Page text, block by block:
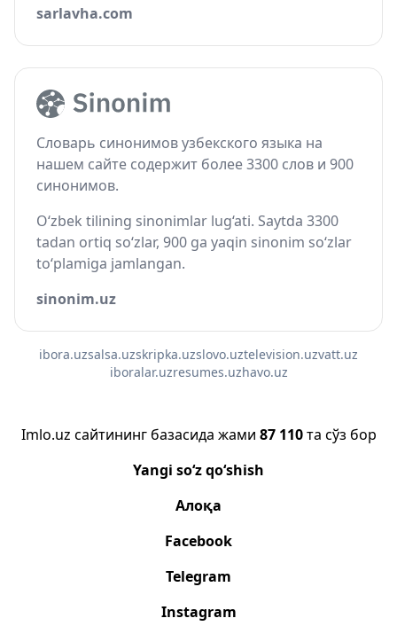
sarlavha.com
Словарь синонимов узбекского языка на
нашем сайте содержит более 3300 слов и 900
синонимов.
O‘zbek tilining sinonimlar lug‘ati. Saytda 3300
tadan ortiq so‘zlar, 900 ga yaqin sinonim so‘zlar
to‘plamiga jamlangan.
sinonim.uz
ibora.uzsalsa.uzskripka.uzslovo.uztelevision.uzvatt.uz
iboralar.uzresumes.uzhavo.uz
Imlo.uz сайтининг базасида жами 87 110та сўз бор
Yangi so‘z qo‘shish
Алоқа
Facebook
Telegram
Instagram